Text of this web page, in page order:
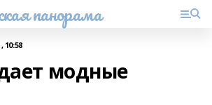
панорама
модные